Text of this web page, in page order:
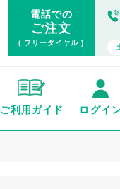
電話での
ご注文
( フリーダイヤル )
ご利用ガイド ログイ